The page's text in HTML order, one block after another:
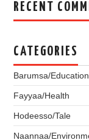
RECENT
CATEGORIES
Barumsa/Education
Fayyaa/Health
Hodeesso/Tale
Naannaa/